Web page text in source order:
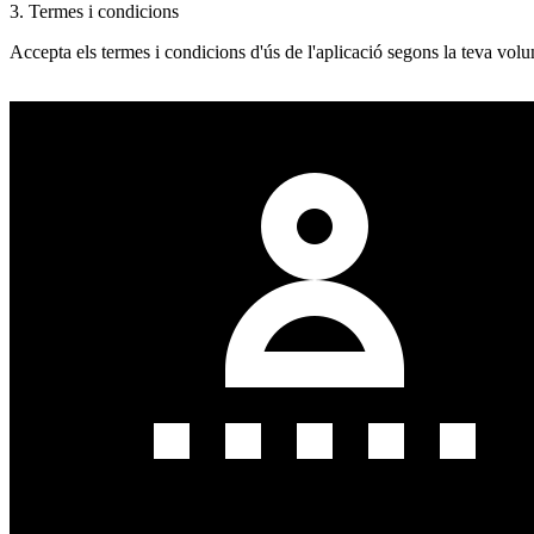
3. Termes i condicions
Accepta els termes i condicions d'ús de l'aplicació segons la teva